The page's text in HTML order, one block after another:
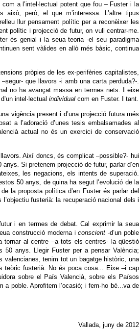
a l’intel·lectual potent que fou – Fuster i la
però, el que m’interessa. L’altre tipus
llur pensament polític per a reconèixer les
polític i projecció de futur, on vull centrar-me.
és genial i la seua teoria -el seu paradigma
sent vàlides en allò més bàsic, continua
pròpies de les ex-perifèries capitalistes,
que llavors -i amb una carta perduda?-.
no ha avançat massa en termes nets. I eixe
intel·lectual individual com en Fuster. I tant.
vigència present i d’una projecció futura més
a l’adoració d’unes tesis embalsamades al
actual no és un exercici de conservació
Així doncs, és complicat –possible?- hui
Si pretenem projecció de futur, parlar d’en
les negacions, els intents de superació.
50 anys, de quina ha segut l’evolució de la
la proposta política d’en Fuster és parlar del
fusterià: la recuperació nacional dels i
i en termes de debat. Cal exprimir la seua
construcció moderna iconscient -d’un poble
tornar al centre –a tots els centres- la qüestió
50 anys. Llegir Fuster per a pensar València;
tenim tot un bagatge històric, una
teòric fusterià. No és poca cosa... Eixe –i cap
sobre el País Valencià, sobre els Països
a poble. Aprofitem l’ocasió; i fem-ho bé...va de
Vallada, juny de 2012